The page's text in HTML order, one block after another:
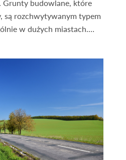
Grunty budowlane, które
są rozchwytywanym typem
w dużych miastach.
uważa zakup gruntu
w Polsce? Czy i dlaczego
się tym segmentem